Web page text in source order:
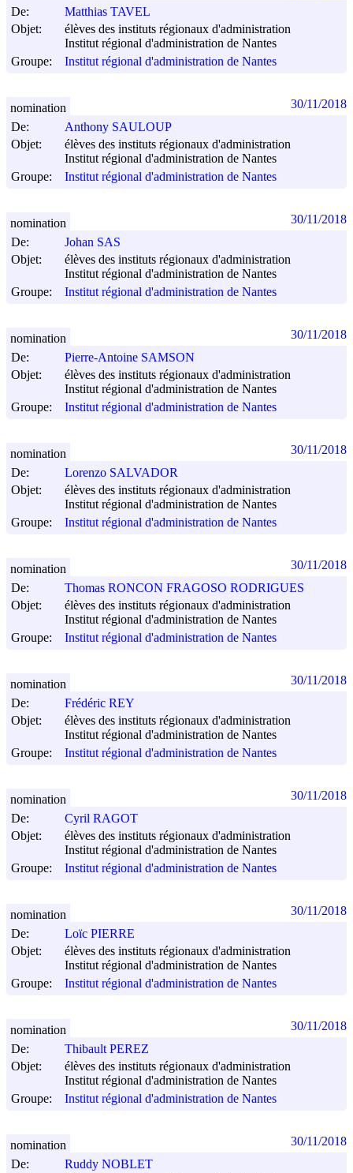
De:
Matthias TAVEL
Objet:
élèves des instituts régionaux d'administration
Institut régional d'administration de Nantes
Groupe:
Institut régional d'administration de Nantes
De:
Anthony SAULOUP
Objet:
élèves des instituts régionaux d'administration
Institut régional d'administration de Nantes
Groupe:
Institut régional d'administration de Nantes
nomination 30/11/2018
De:
Johan SAS
Objet:
élèves des instituts régionaux d'administration
Institut régional d'administration de Nantes
Groupe:
Institut régional d'administration de Nantes
nomination 30/11/2018
De:
Pierre-Antoine SAMSON
Objet:
élèves des instituts régionaux d'administration
Institut régional d'administration de Nantes
Groupe:
Institut régional d'administration de Nantes
nomination 30/11/2018
De:
Lorenzo SALVADOR
Objet:
élèves des instituts régionaux d'administration
Institut régional d'administration de Nantes
Groupe:
Institut régional d'administration de Nantes
nomination 30/11/2018
De:
Thomas RONCON FRAGOSO RODRIGUES
Objet:
élèves des instituts régionaux d'administration
Institut régional d'administration de Nantes
Groupe:
Institut régional d'administration de Nantes
nomination 30/11/2018
De:
Frédéric REY
Objet:
élèves des instituts régionaux d'administration
Institut régional d'administration de Nantes
Groupe:
Institut régional d'administration de Nantes
nomination 30/11/2018
De:
Cyril RAGOT
Objet:
élèves des instituts régionaux d'administration
Institut régional d'administration de Nantes
Groupe:
Institut régional d'administration de Nantes
nomination 30/11/2018
De:
Loïc PIERRE
Objet:
élèves des instituts régionaux d'administration
Institut régional d'administration de Nantes
Groupe:
Institut régional d'administration de Nantes
nomination 30/11/2018
De:
Thibault PEREZ
Objet:
élèves des instituts régionaux d'administration
Institut régional d'administration de Nantes
Groupe:
Institut régional d'administration de Nantes
nomination 30/11/2018
De:
Ruddy NOBLET
nomination 30/11/2018